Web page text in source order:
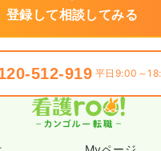
登録して相談してみる
512-919 平日9:00～